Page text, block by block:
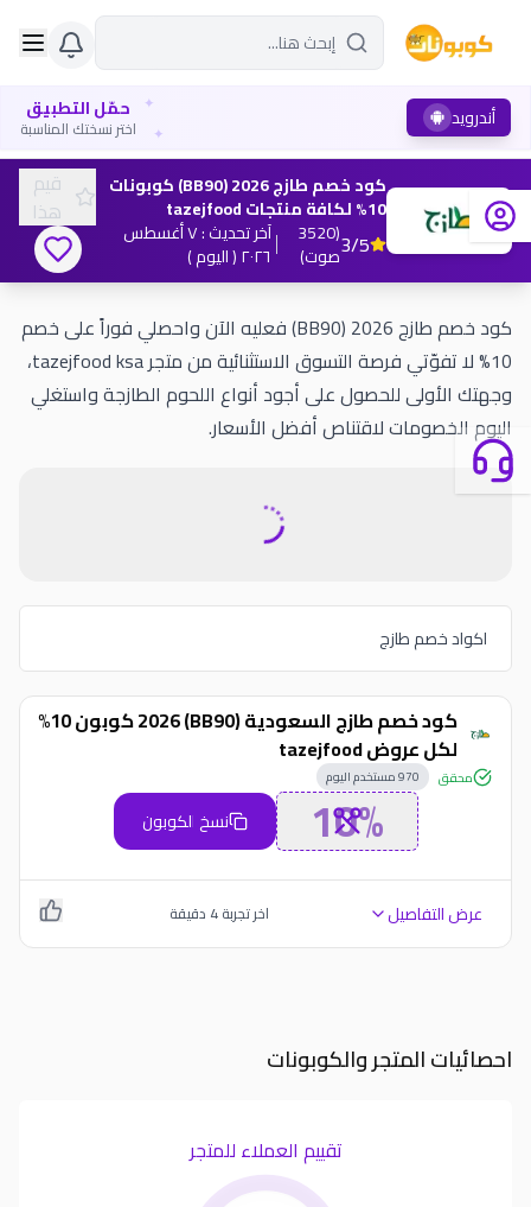
أندرويد حمّل التطبيق
اختر نسختك المناسبة
✦
✦
كود خصم طازج 2026 (BB90) كوبونات
10% لكافة منتجات tazejfood
3/5
(
3520
صوت)
آخر تحديث: ٧ أغسطس
٢٠٢٦( اليوم )
قيم
هذا
كود خصم طازج 2026 (BB90) فعليه الآن واحصلي فوراً على خصم
10% لا تفوّتي فرصة التسوق الاستثنائية من متجر tazejfood ksa،
وجهتك الأولى للحصول على أجود أنواع اللحوم الطازجة واستغلي
اليوم الخصومات لاقتناص أفضل الأسعار.
اكواد خصم طازج
كود خصم طازج السعودية (BB90) 2026 كوبون 10%
لكل عروض tazejfood
محقق 970مستخدم اليوم
10% نسخ الكوبون
عرض التفاصيل اخر تجربة4 دقيقة
احصائيات المتجر والكوبونات
تقييم العملاء للمتجر